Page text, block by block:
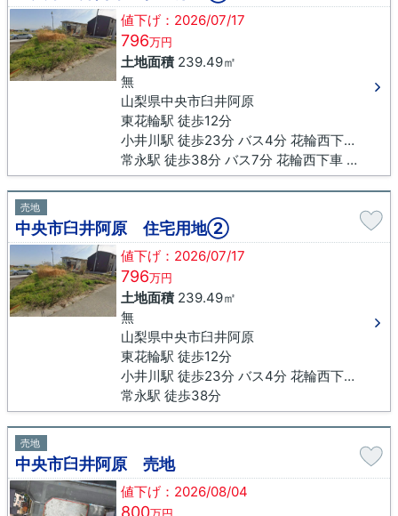
値下げ：2026/07/17
796万円
土地面積239.49㎡
無
山梨県中央市臼井阿原
東花輪駅 徒歩12分
小井川駅 徒歩23分 バス4分 花輪西下車 徒歩5分
常永駅 徒歩38分 バス7分 花輪西下車 徒歩5分
売地
中央市臼井阿原 住宅用地②
値下げ：2026/07/17
796万円
土地面積239.49㎡
無
山梨県中央市臼井阿原
東花輪駅 徒歩12分
小井川駅 徒歩23分 バス4分 花輪西下車 徒歩5分
常永駅 徒歩38分
売地
中央市臼井阿原 売地
値下げ：2026/08/04
800